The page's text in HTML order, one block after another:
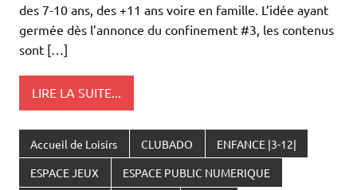
des 7-10 ans, des +11 ans voire en famille. L’idée ayant
germée dès l’annonce du confinement #3, les contenus
sont […]
LIRE LA SUITE...
Accueil de Loisirs CLUBADO ENFANCE |3-12|
ESPACE JEUX ESPACE PUBLIC NUMERIQUE